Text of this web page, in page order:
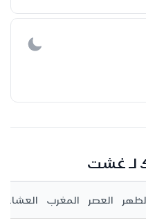
لـ غشت
العصر المغرب العشاء